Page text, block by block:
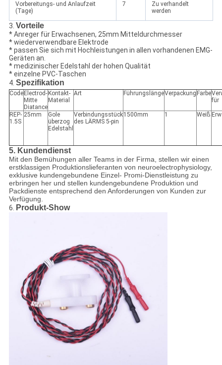
Vorbereitungs- und Anlaufzeit
(Tage)
7
Zu verhandelt
werden
3. Vorteile
* Anreger für Erwachsenen, 25mm Mitteldurchmesser
* wiederverwendbare Elektrode
* passen Sie sich mit Hochleistungen in allen vorhandenen EMG-
Geräten an.
* medizinischer Edelstahl der hohen Qualität
* einzelne PVC-Taschen
4. Spezifikation
Code Electrod-
Mitte
Diatance
Kontakt-
Material
Art FührungslängeVerpackung Farbe
für
REP-
1.5S
25mm
Gole
überzog
Edelstahl
Verbindungsstück
des LÄRMS 5-pin
1500mm 1 Weiß
5.Kundendienst
Mit den Bemühungen aller Teams in der Firma, stellen wir einen
erstklassigen Produktionslieferanten von neuroelectrophysiology,
exklusive kundengebundene Einzel- Promi-Dienstleistung zu
erbringen her und stellen kundengebundene Produktion und
Packdienste entsprechend den Anforderungen von Kunden zur
Verfügung.
6. Produkt-Show